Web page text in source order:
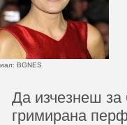
BGNES
Да изчезнеш за
гримирана